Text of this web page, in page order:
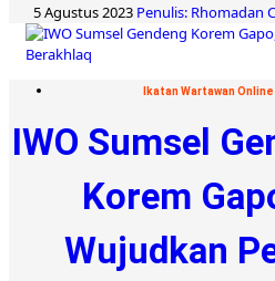
5 Agustus 2023 Penulis: Rhomadan
Ikatan Wartawan Online
IWO Sumsel
Korem
Wujudkan